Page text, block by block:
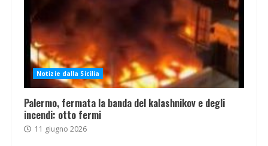
Notizie dalla Sicilia
Palermo, fermata la banda del kalashnikov e degli
incendi: otto fermi
11 giugno 2026